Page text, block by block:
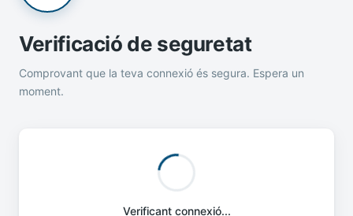
Verificació de seguretat
Comprovant que la teva connexió és segura. Espera un
moment.
Verificant connexió...